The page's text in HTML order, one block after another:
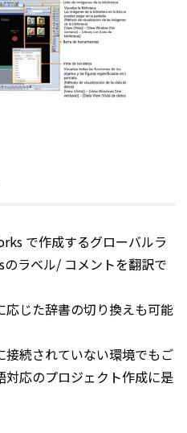
で作成するグローバルラ
ラベル/ コメントを翻訳で
じた辞書の切り換えも可能
接続されていない環境でもご
応のプロジェクト作成に是